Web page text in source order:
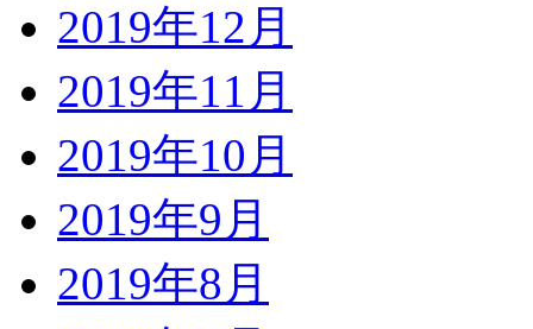
2019年12月
2019年11月
2019年10月
2019年9月
2019年8月